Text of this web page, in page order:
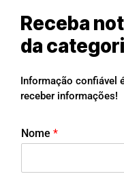
Receba
da
Informação confiável
receber informações!
Nome *